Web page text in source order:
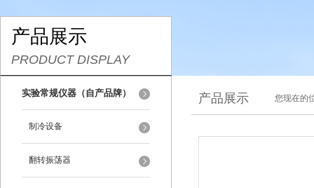
产品展示
PRODUCT DISPLAY
实验常规仪器（自产品牌）
制冷设备
翻转振荡器
产品展示 您现在的